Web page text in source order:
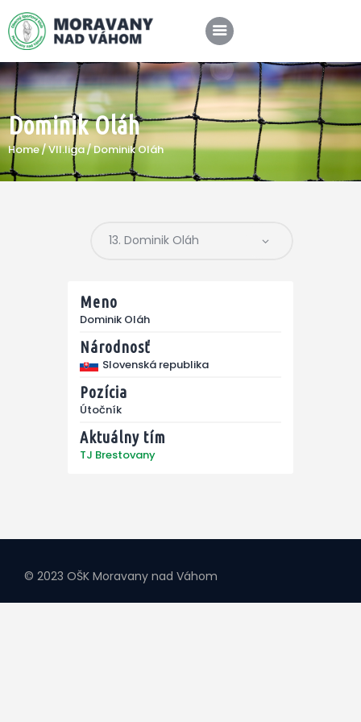
Dominik Oláh
Home VII.liga Dominik Oláh
SPRÁVY
KLUB
Meno
Dominik Oláh
Národnosť
Slovenská republika
Pozícia
Útočník
Aktuálny tím
TJ Brestovany
© 2023 OŠK Moravany nad Váhom